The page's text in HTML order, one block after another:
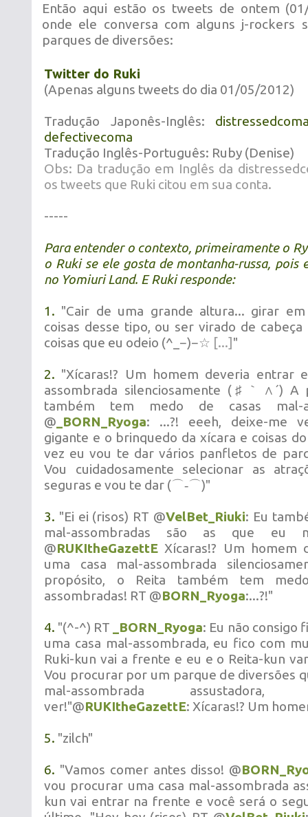
Então aqui estão os tweets de ontem
onde ele conversa com alguns j-rockers
parques de diversões:
Twitter do Ruki
(Apenas alguns tweets do dia 01/05/2012)
Tradução Japonês-Inglês:
defectivecoma
Tradução Inglês-Português: Ruby (Denise)
Obs: Da tradução em Inglês da
os tweets que Ruki citou em sua conta.
-----
Para entender o contexto, primeiramente o
o Ruki se ele gosta de montanha-russa, pois
no Yomiuri Land. E Ruki responde:
1. "Cair de uma grande altura... girar
coisas desse tipo, ou ser virado de cabeça
coisas que eu odeio (^_−)−☆ [...] "
2. "Xícaras!? Um homem deveria entrar
assombrada silenciosamente (♯｀∧´) A
também tem medo de casas mal-
@ _BORN_Ryoga: ...?! eeeh, deixe-me
gigante e o brinquedo da xícara e coisas
vez eu vou te dar vários panfletos de
Vou cuidadosamente selecionar as
seguras e vou te dar (⌒‐⌒)"
3. "Ei ei (risos) RT @VelBet_Riuki: Eu
mal-assombradas são as que eu
@RUKItheGazettE Xícaras!? Um homem
uma casa mal-assombrada
propósito, o Reita também tem
assombradas! RT @BORN_Ryoga:...?!"
4. "(^-^) RT _BORN_Ryoga: Eu não consigo
uma casa mal-assombrada, eu fico com
Ruki-kun vai a frente e eu e o Reita-kun
Vou procurar por um parque de diversões
mal-assombrada
ver!"@RUKItheGazettE: Xícaras!? Um
5. "zilch"
6. "Vamos comer antes disso! @
vou procurar uma casa mal-assombrada
kun vai entrar na frente e você será o